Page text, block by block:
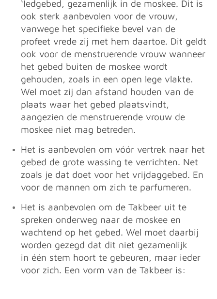
‘Iedgebed, gezamenlijk in de moskee. Dit is
ook sterk aanbevolen voor de vrouw,
vanwege het specifieke bevel van de
profeet vrede zij met hem daartoe. Dit geldt
ook voor de menstruerende vrouw wanneer
het gebed buiten de moskee wordt
gehouden, zoals in een open lege vlakte.
Wel moet zij dan afstand houden van de
plaats waar het gebed plaatsvindt,
aangezien de menstruerende vrouw de
moskee niet mag betreden.
Het is aanbevolen om vóór vertrek naar het
gebed de grote wassing te verrichten. Net
zoals je dat doet voor het vrijdaggebed. En
voor de mannen om zich te parfumeren.
Het is aanbevolen om de Takbeer uit te
spreken onderweg naar de moskee en
wachtend op het gebed. Wel moet daarbij
worden gezegd dat dit niet gezamenlijk
in één stem hoort te gebeuren, maar ieder
voor zich. Een vorm van de Takbeer is: